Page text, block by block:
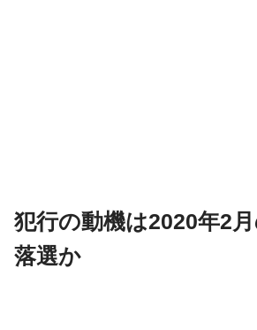
犯行の動機は2020年2
落選か